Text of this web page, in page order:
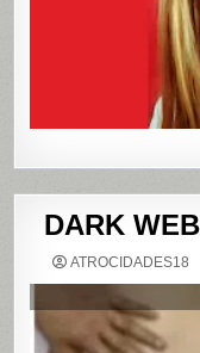
DARK
ATROCIDADES18